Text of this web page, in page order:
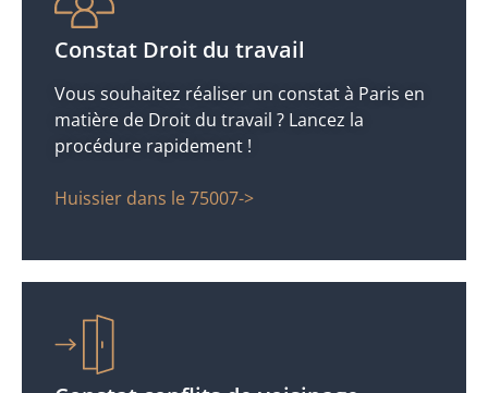
Constat Droit du travail
Vous souhaitez réaliser un constat à Paris en
matière de Droit du travail ? Lancez la
procédure rapidement !
Huissier dans le 75007->